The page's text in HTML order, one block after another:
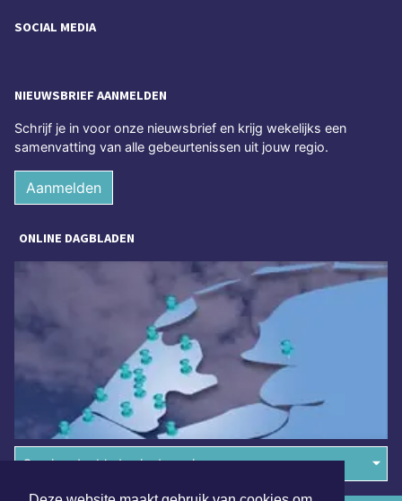
SOCIAL MEDIA
NIEUWSBRIEF AANMELDEN
Schrijf je in voor onze nieuwsbrief en krijg wekelijks een
samenvatting van alle gebeurtenissen uit jouw regio.
Aanmelden
ONLINE DAGBLADEN
Overige dagbladen in de regio